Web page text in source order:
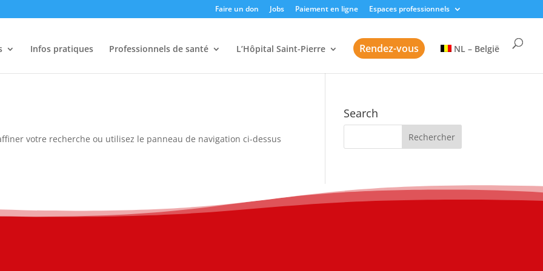
Faire un don Jobs Paiement en ligne Espaces professionnels
Infos pratiques Professionnels de santé L’Hôpital Saint-Pierre Rendez-vous NL – België
votre recherche ou utilisez le panneau de navigation ci-dessus
Search